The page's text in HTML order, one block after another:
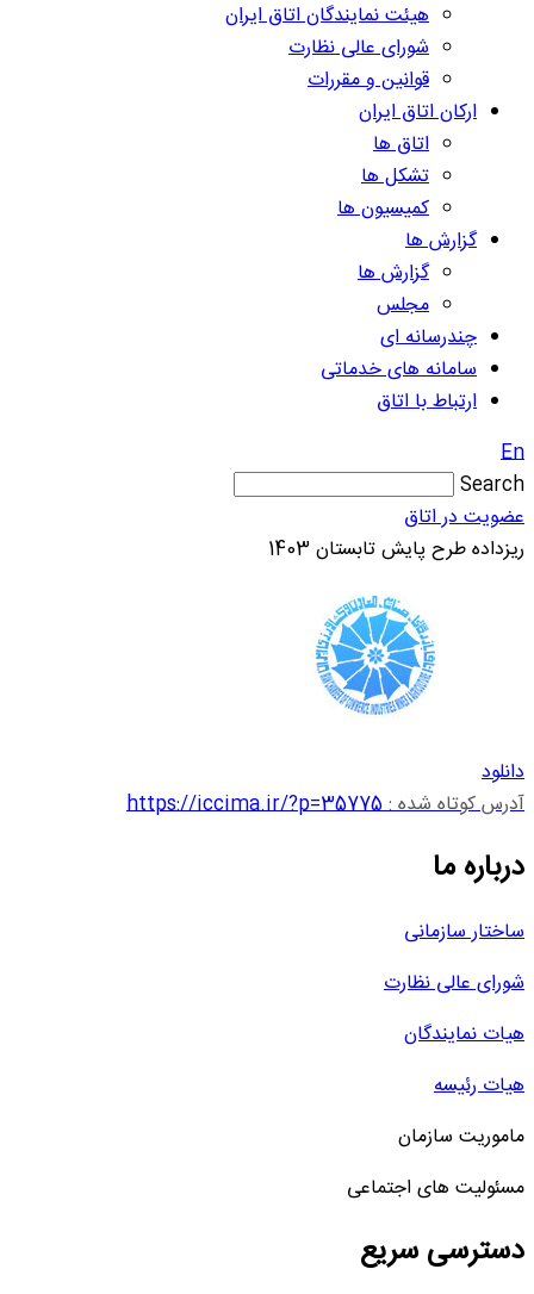
هیئت نمایندگان اتاق ایران
شورای عالی نظارت
قوانین و مقررات
ارکان اتاق ایران
اتاق ها
تشکل ها
کمیسیون ها
گزارش ها
گزارش ها
مجلس
چندرسانه ای
سامانه های خدماتی
ارتباط با اتاق
En
Search
عضویت در اتاق
ریزداده طرح پایش تابستان 1403
دانلود
آدرس کوتاه شده :https://iccima.ir/?p=35775
درباره ما
ساختار سازمانی
شورای عالی نظارت
هیات نمایندگان
هیات رئیسه
ماموریت سازمان
مسئولیت های اجتماعی
دسترسی سریع